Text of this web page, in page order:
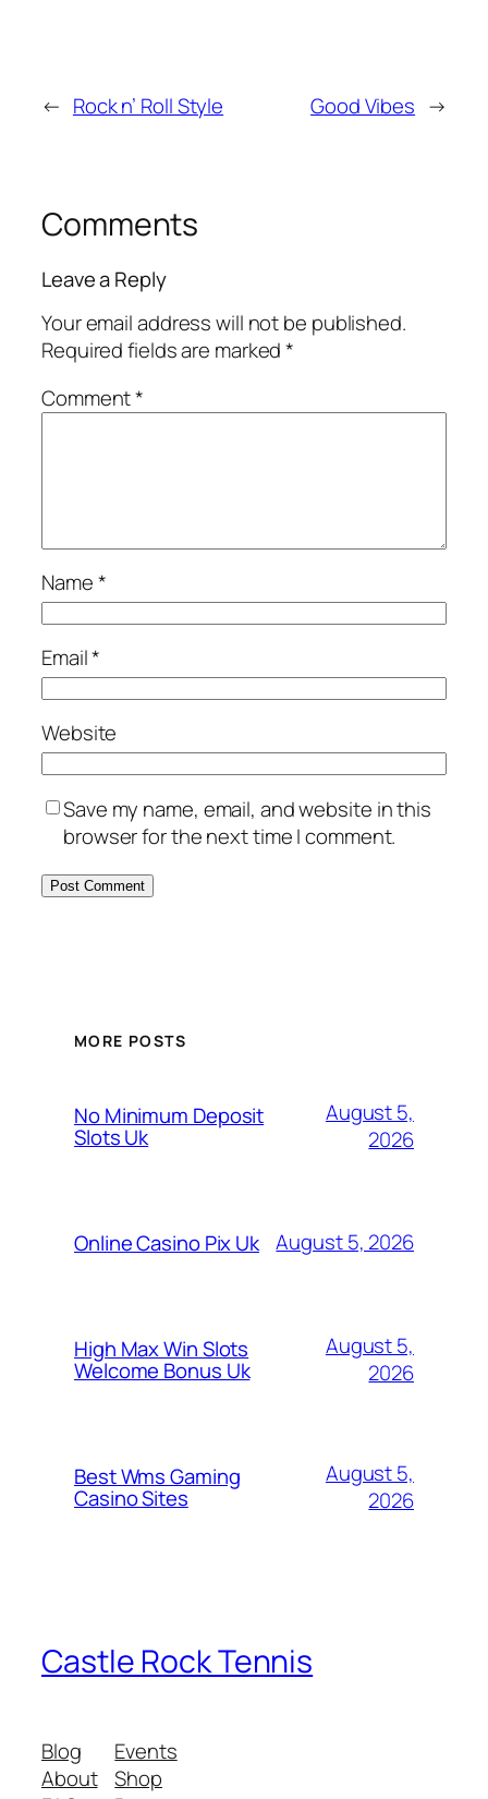
← Rock n’ Roll Style Good Vibes →
Comments
Leave a Reply
Your email address will not be published.
Required fields are marked*
Comment*
Name*
Email*
Website
Save my name, email, and website in this
browser for the next time I comment.
MORE POSTS
No Minimum Deposit
Slots Uk
August 5,
2026
Online Casino Pix Uk August 5, 2026
High Max Win Slots
Welcome Bonus Uk
August 5,
2026
Best Wms Gaming
Casino Sites
August 5,
2026
Castle Rock Tennis
Blog
About
Events
Shop